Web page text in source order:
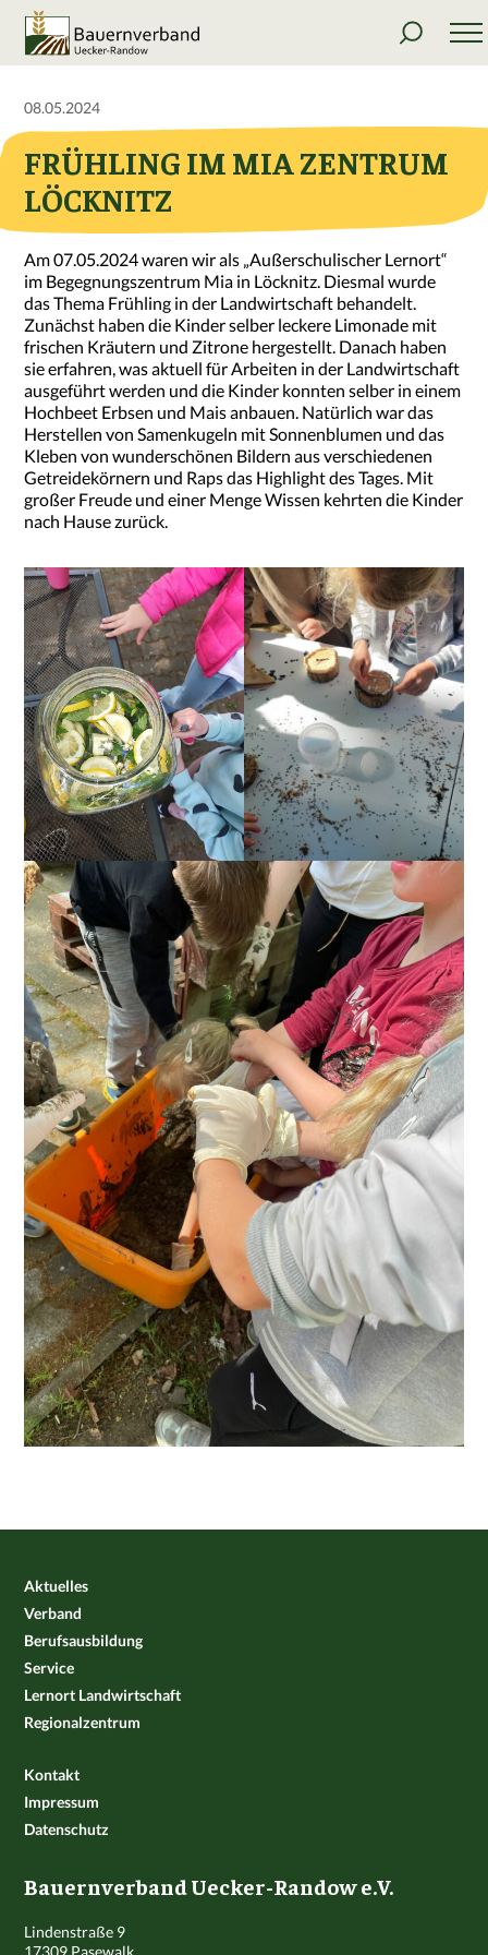
08.05.2024
FRÜHLING IM MIA ZENTRUM
LÖCKNITZ
Am 07.05.2024 waren wir als „Außerschulischer Lernort“
im Begegnungszentrum Mia in Löcknitz. Diesmal wurde
das Thema Frühling in der Landwirtschaft behandelt.
Zunächst haben die Kinder selber leckere Limonade mit
frischen Kräutern und Zitrone hergestellt. Danach haben
sie erfahren, was aktuell für Arbeiten in der Landwirtschaft
ausgeführt werden und die Kinder konnten selber in einem
Hochbeet Erbsen und Mais anbauen. Natürlich war das
Herstellen von Samenkugeln mit Sonnenblumen und das
Kleben von wunderschönen Bildern aus verschiedenen
Getreidekörnern und Raps das Highlight des Tages. Mit
großer Freude und einer Menge Wissen kehrten die Kinder
nach Hause zurück.
Aktuelles
Verband
Berufsausbildung
Service
Lernort Landwirtschaft
Regionalzentrum
Kontakt
Impressum
Datenschutz
Bauernverband Uecker-Randow e.V.
Lindenstraße 9
17309 Pasewalk